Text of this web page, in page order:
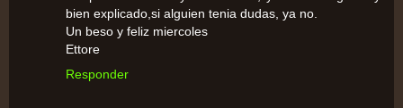
bien explicado,si alguien tenia dudas, ya no.
Un beso y feliz miercoles
Ettore
Responder